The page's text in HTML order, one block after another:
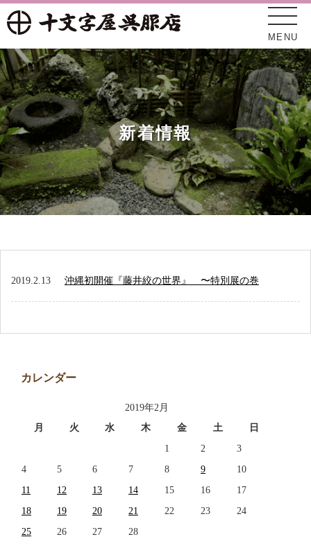
MENU
新着情報
十文字屋について
オンラインショップ
新着情報
2019.2.13 沖縄初開催『藤井絞の世界』 〜特別展の巻
カレンダー
2019年2月
月
火 水 木 金 土
日
1
2
3
4
5 6 7 8 9
10
11
12 13 14 15 16
17
18
19 20 21 22 23
24
25
26 27
28